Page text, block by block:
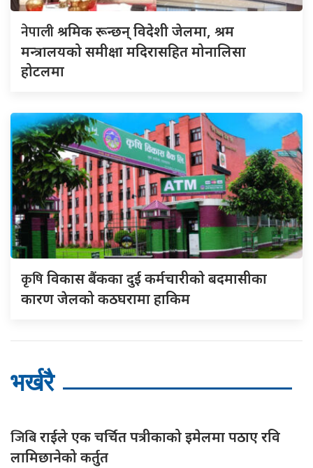
नेपालीश्रमिक रून्छन् विदेशी जेलमा, श्रम
मन्त्रालयको समीक्षा मदिरासहित मोनालिसा
होटलमा
कृषिविकास बैंकका दुई कर्मचारीकाे बदमासीका
कारण जेलको कठघरामा हाकिम
भर्खरै
जिबिराईले एक चर्चित पत्रीकाको इमेलमा पठाए रवि
लामिछानेको कर्तुत